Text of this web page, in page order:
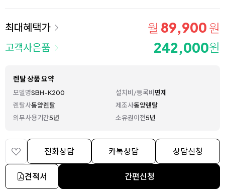
최대혜택가 월 89,900 원
고객사은품 242,000원
렌탈 상품 요약
모델명SBH-K200 설치비/등록비면제
렌탈사동양렌탈 제조사동양렌탈
의무사용기간5년 소유권이전5년
전화상담 카톡상담 상담신청
견적서 간편신청